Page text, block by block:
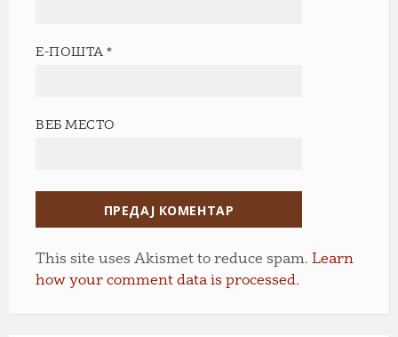
Е-ПОШТА*
ВЕБ МЕСТО
This site uses Akismet to reduce spam. Learn
how your comment data is processed.